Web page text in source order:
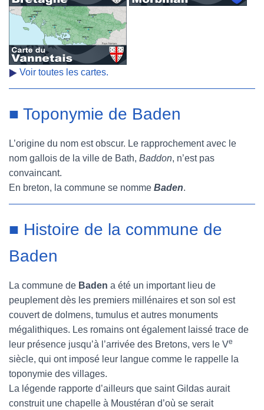
Voir toutes les cartes.
■ Toponymie de Baden
L’origine du nom est obscur. Le rapprochement avec le
nom gallois de la ville de Bath, Baddon, n’est pas
convaincant.
En breton, la commune se nomme Baden.
■ Histoire de la commune de
Baden
La commune de Baden a été un important lieu de
peuplement dès les premiers millénaires et son sol est
couvert de dolmens, tumulus et autres monuments
mégalithiques. Les romains ont également laissé trace de
leur présence jusqu’à l’arrivée des Bretons, vers le Ve
siècle, qui ont imposé leur langue comme le rappelle la
toponymie des villages.
La légende rapporte d’ailleurs que saint Gildas aurait
construit une chapelle à Moustéran d’où se serait